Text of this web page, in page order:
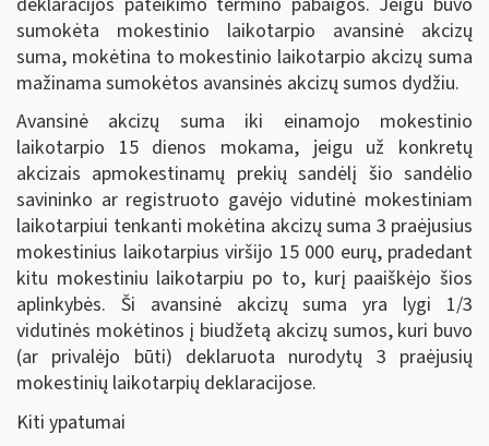
sumokėta mokestinio laikotarpio avansinė akcizų
suma, mokėtina to mokestinio laikotarpio akcizų suma
mažinama sumokėtos avansinės akcizų sumos dydžiu.
Avansinė akcizų suma iki einamojo mokestinio
laikotarpio 15 dienos mokama, jeigu už konkretų
akcizais apmokestinamų prekių sandėlį šio sandėlio
savininko ar registruoto gavėjo vidutinė mokestiniam
laikotarpiui tenkanti mokėtina akcizų suma 3 praėjusius
mokestinius laikotarpius viršijo 15 000 eurų, pradedant
kitu mokestiniu laikotarpiu po to, kurį paaiškėjo šios
aplinkybės. Ši avansinė akcizų suma yra lygi 1/3
vidutinės mokėtinos į biudžetą akcizų sumos, kuri buvo
(ar privalėjo būti) deklaruota nurodytų 3 praėjusių
mokestinių laikotarpių deklaracijose.
Kiti ypatumai